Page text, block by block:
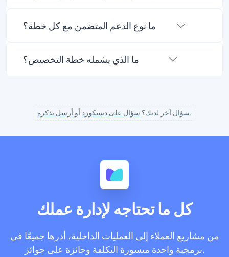
ما نوع الدعم المتضمن مع كل خطة؟
ما الذي يشمله خطة التخصيص؟
سؤال آخر لديك؟ سؤال على ديسكورد أو أرسل تذكرة .
كل ما تحتاجه لإدارة عملك
من مشاريع العملاء إلى العمليات الداخلية، أدرها جميعًا في
برمجية واحدة ميسورة التكلفة وحائزة على جوائز.